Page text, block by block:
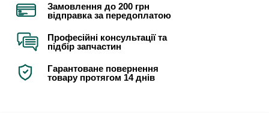
Замовлення до 200 грн
відправка за передоплатою
Професійні консультації та
підбір запчастин
Гарантоване повернення
товару протягом 14 днів